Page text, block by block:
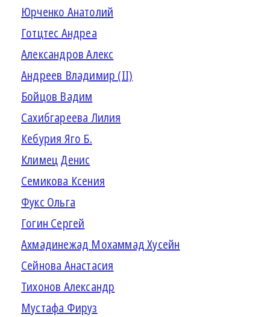
Юрченко Анатолий
Готцтес Андреа
Александров Алекс
Андреев Владимир (II)
Бойцов Вадим
Сахибгареева Лилия
Кебурия Яго Б.
Климец Денис
Семикова Ксения
Фукс Ольга
Гогин Сергей
Ахмадинежад Мохаммад Хусейн
Сейнова Анастасия
Тихонов Александр
Мустафа Фируз